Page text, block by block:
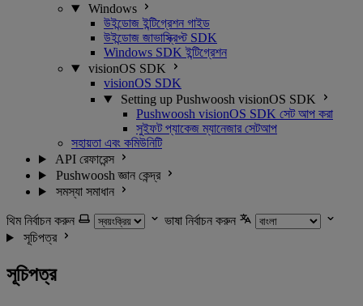
Windows
উইন্ডোজ ইন্টিগ্রেশন গাইড
উইন্ডোজ জাভাস্ক্রিপ্ট SDK
Windows SDK ইন্টিগ্রেশন
visionOS SDK
visionOS SDK
Setting up Pushwoosh visionOS SDK
Pushwoosh visionOS SDK সেট আপ করা
সুইফট প্যাকেজ ম্যানেজার সেটআপ
সহায়তা এবং কমিউনিটি
API রেফারেন্স
Pushwoosh জ্ঞান কেন্দ্র
সমস্যা সমাধান
থিম নির্বাচন করুন
ভাষা নির্বাচন করুন
সূচিপত্র
সূচিপত্র